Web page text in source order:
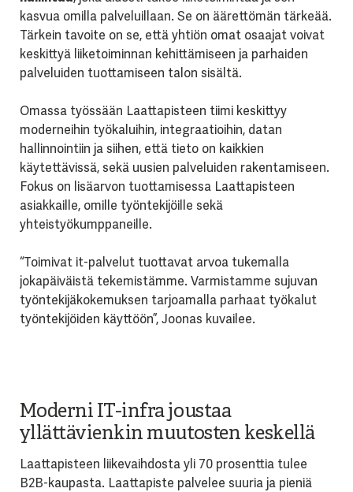
kasvua omilla palveluillaan. Se on äärettömän tärkeää.
Tärkein tavoite on se, että yhtiön omat osaajat voivat
keskittyä liiketoiminnan kehittämiseen ja parhaiden
palveluiden tuottamiseen talon sisältä.
Omassa työssään Laattapisteen tiimi keskittyy
moderneihin työkaluihin, integraatioihin, datan
hallinnointiin ja siihen, että tieto on kaikkien
käytettävissä, sekä uusien palveluiden rakentamiseen.
Fokus on lisäarvon tuottamisessa Laattapisteen
asiakkaille, omille työntekijöille sekä
yhteistyökumppaneille.
“Toimivat it-palvelut tuottavat arvoa tukemalla
jokapäiväistä tekemistämme. Varmistamme sujuvan
työntekijäkokemuksen tarjoamalla parhaat työkalut
työntekijöiden käyttöön”, Joonas kuvailee.
Moderni IT-infra joustaa
yllättävienkin muutosten keskellä
Laattapisteen liikevaihdosta yli 70 prosenttia tulee
B2B-kaupasta. Laattapiste palvelee suuria ja pieniä